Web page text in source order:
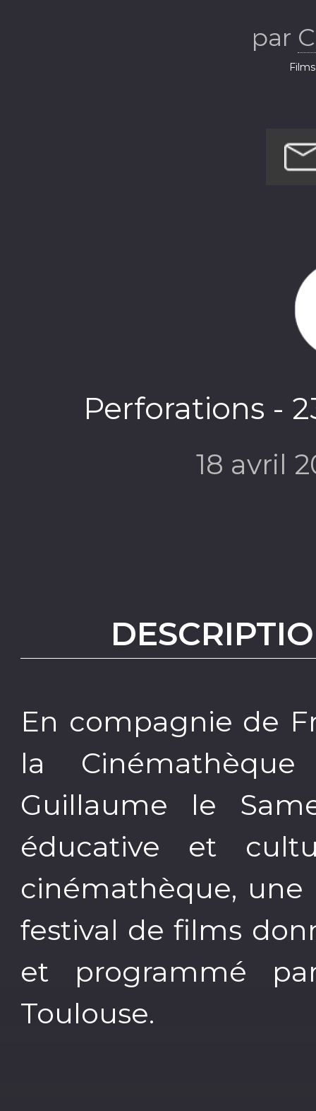
par
Perforations -
18 avril
En compagnie de
la
Guillaume le
éducative et
cinémathèque, une
festival de films
et programmé
Toulouse.